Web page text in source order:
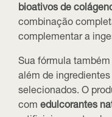
bioativos de
combinação
complementar a
Sua fórmula
além de
selecionados. O
com edulcorantes